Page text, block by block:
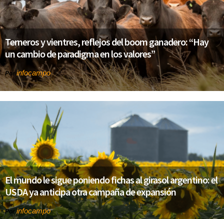
Terneros y vientres, reflejos del boom ganadero: “Hay
un cambio de paradigma en los valores”
Por infocampo
El mundo le sigue poniendo fichas al girasol argentino: el
USDA ya anticipa otra campaña de expansión
Porinfocampo